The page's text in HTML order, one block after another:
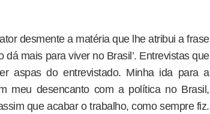
desmente a matéria que lhe atribui a frase
dá mais para viver no Brasil’. Entrevistas que
aspas do entrevistado. Minha ida para a
meu desencanto com a política no Brasil,
que acabar o trabalho, como sempre fiz.